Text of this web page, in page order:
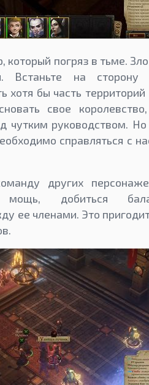
который погряз в тьме.
Встаньте на сторону
хотя бы часть территорий
свое
чутким руководством.
справляться с
других
мощь, добиться
ее членами. Это